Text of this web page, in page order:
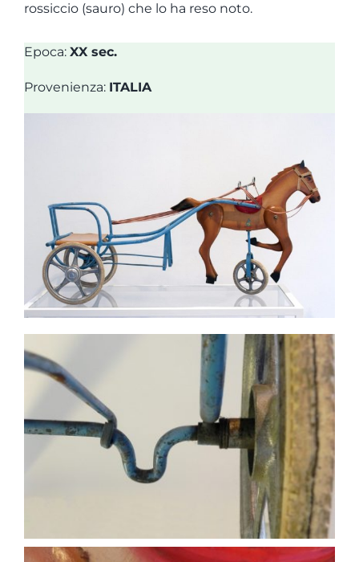
PER LE FAMIGLIE
ITALIANO
rossiccio (sauro) che lo ha reso noto.
Epoca: XX sec.
Provenienza: ITALIA